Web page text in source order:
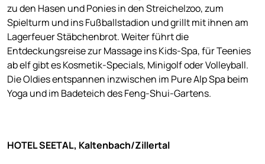
zu den Hasen und Ponies in den Streichelzoo, zum
Spielturm und ins Fußballstadion und grillt mit ihnen am
Lagerfeuer Stäbchenbrot. Weiter führt die
Entdeckungsreise zur Massage ins Kids-Spa, für Teenies
ab elf gibt es Kosmetik-Specials, Minigolf oder Volleyball.
Die Oldies entspannen inzwischen im Pure Alp Spa beim
Yoga und im Badeteich des Feng-Shui-Gartens.
HOTEL SEETAL, Kaltenbach/Zillertal